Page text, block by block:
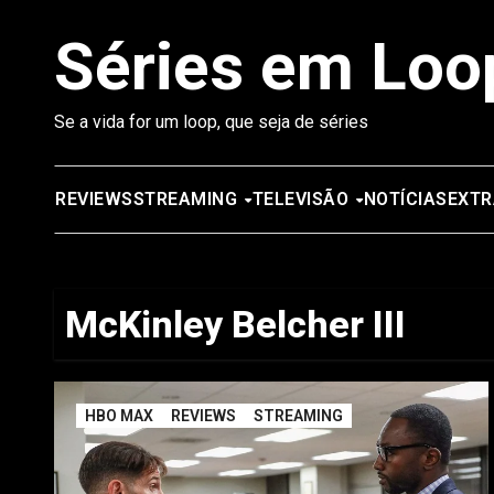
Séries em
Se a vida for um loop, que seja de séries
REVIEWSSTREAMING TELEVISÃO NOTÍCIAS
McKinley Belcher III
HBO MAX REVIEWS STREAMING